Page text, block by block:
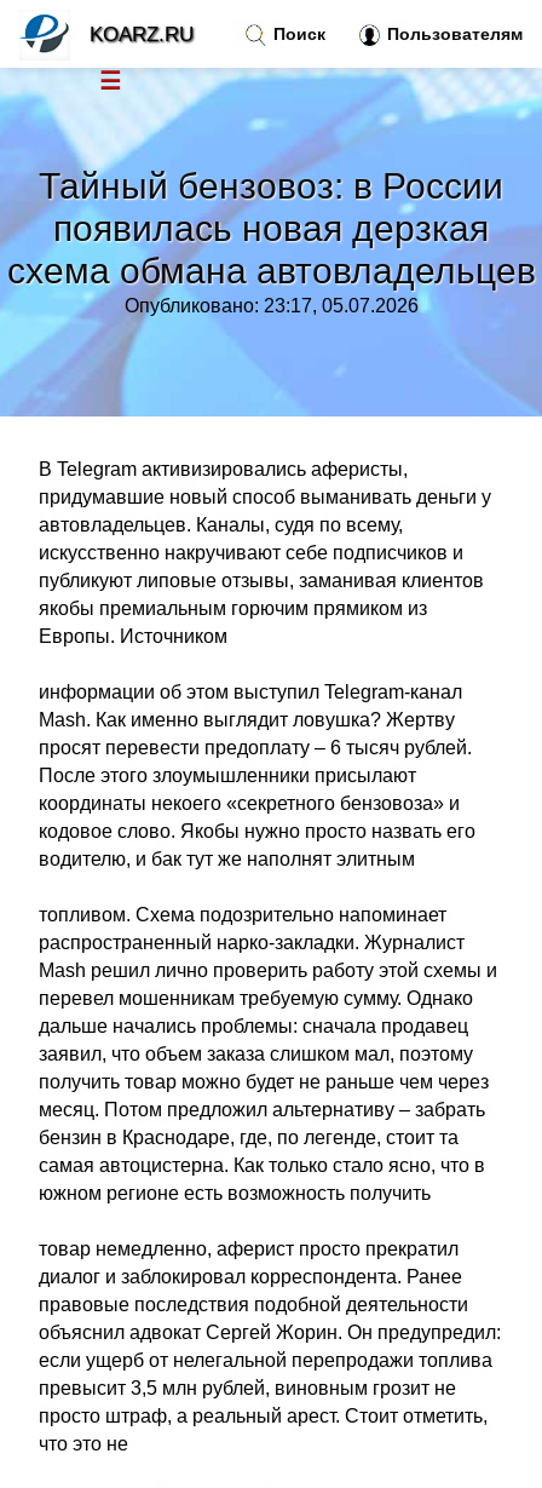
Тайный бензовоз: в России
появилась новая дерзкая
схема обмана автовладельцев
Опубликовано: 23:17, 05.07.2026
В Telegram активизировались аферисты,
придумавшие новый способ выманивать деньги у
автовладельцев. Каналы, судя по всему,
искусственно накручивают себе подписчиков и
публикуют липовые отзывы, заманивая клиентов
якобы премиальным горючим прямиком из
Европы. Источником
информации об этом выступил Telegram-канал
Mash. Как именно выглядит ловушка? Жертву
просят перевести предоплату – 6 тысяч рублей.
После этого злоумышленники присылают
координаты некоего «секретного бензовоза» и
кодовое слово. Якобы нужно просто назвать его
водителю, и бак тут же наполнят элитным
топливом. Схема подозрительно напоминает
распространенный нарко-закладки. Журналист
Mash решил лично проверить работу этой схемы и
перевел мошенникам требуемую сумму. Однако
дальше начались проблемы: сначала продавец
заявил, что объем заказа слишком мал, поэтому
получить товар можно будет не раньше чем через
месяц. Потом предложил альтернативу – забрать
бензин в Краснодаре, где, по легенде, стоит та
самая автоцистерна. Как только стало ясно, что в
южном регионе есть возможность получить
товар немедленно, аферист просто прекратил
диалог и заблокировал корреспондента. Ранее
правовые последствия подобной деятельности
объяснил адвокат Сергей Жорин. Он предупредил:
если ущерб от нелегальной перепродажи топлива
превысит 3,5 млн рублей, виновным грозит не
просто штраф, а реальный арест. Стоит отметить,
что это не
Поиск Пользователям
KOARZ.RU
☰
Новости
Тренды новостей»
Рубрики »
Правила »
Контакт»